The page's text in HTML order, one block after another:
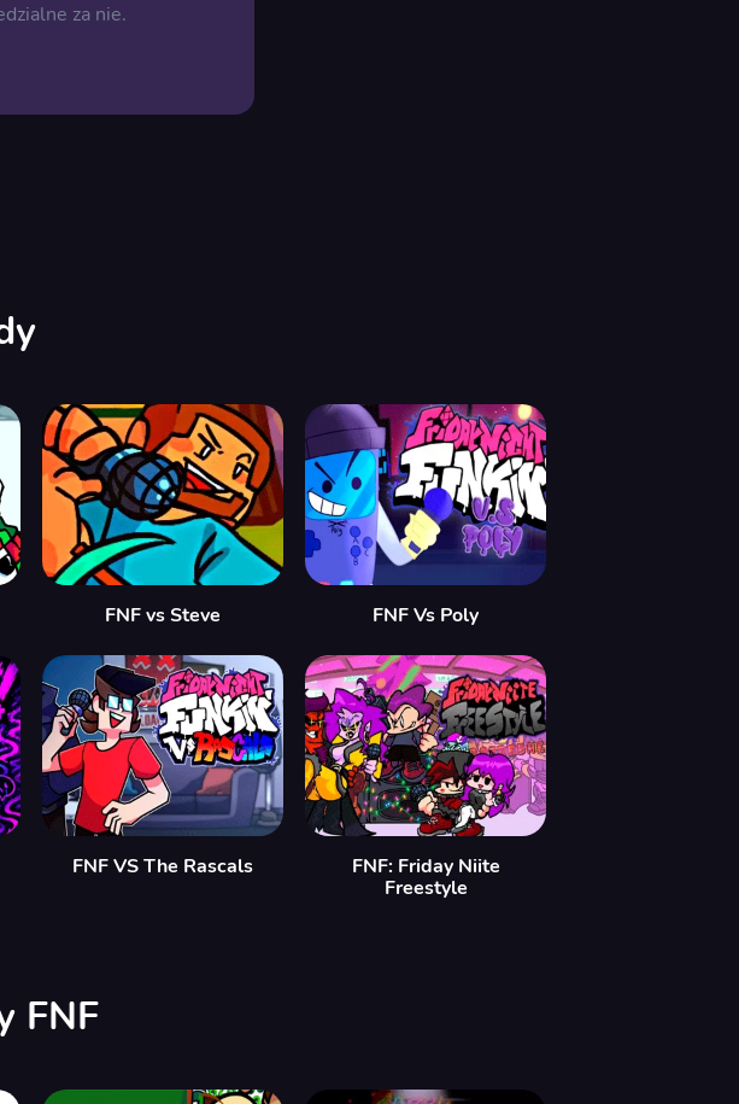
za nie.
FNF vs Steve FNF Vs Poly
FNF VS The Rascals
FNF: Friday Niite
Freestyle
FNF